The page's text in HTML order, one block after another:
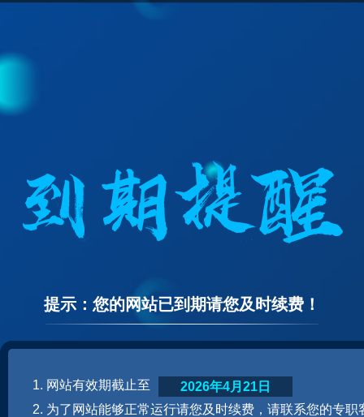
提示：您的网站已到期请您及时续费！
1. 网站有效期截止至
2. 为了网站能够正常运行请您及时续费，请联系您的专职
2026年4月21日